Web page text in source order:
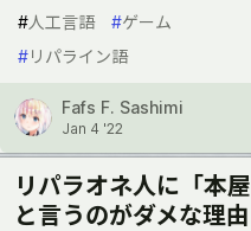
#人工言語 #ゲーム
#リパライン語
Fafs F. Sashimi
Jan 4 '22
リパラオネ人に「本
と言うのがダメな理由